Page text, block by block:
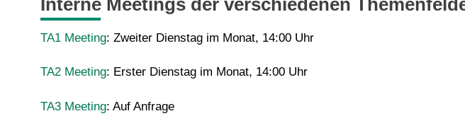
Interne Meetings der verschiedenen
TA1 Meeting: Zweiter Dienstag im Monat, 14:00 Uhr
TA2 Meeting: Erster Dienstag im Monat, 14:00 Uhr
TA3 Meeting: Auf Anfrage